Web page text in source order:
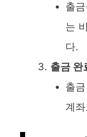
출
는
다.
출금 완
출
계